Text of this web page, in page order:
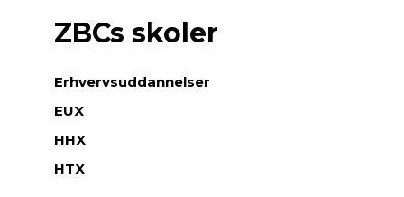
ZBCs skoler
Erhvervsuddannelser
EUX
HHX
HTX